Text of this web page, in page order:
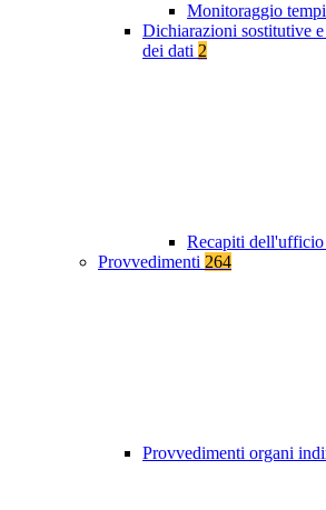
Monitoraggio
Dichiarazioni sostitutive
dei dati 2
Recapiti dell'ufficio
Provvedimenti 264
Provvedimenti organi